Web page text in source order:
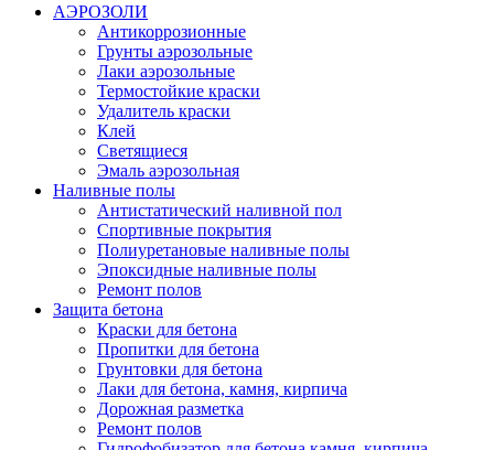
АЭРОЗОЛИ
Антикоррозионные
Грунты аэрозольные
Лаки аэрозольные
Термостойкие краски
Удалитель краски
Клей
Светящиеся
Эмаль аэрозольная
Наливные полы
Антистатический наливной пол
Спортивные покрытия
Полиуретановые наливные полы
Эпоксидные наливные полы
Ремонт полов
Защита бетона
Краски для бетона
Пропитки для бетона
Грунтовки для бетона
Лаки для бетона, камня, кирпича
Дорожная разметка
Ремонт полов